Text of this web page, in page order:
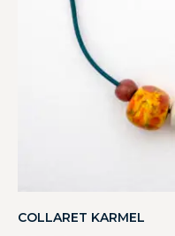
COLLARET KARMEL